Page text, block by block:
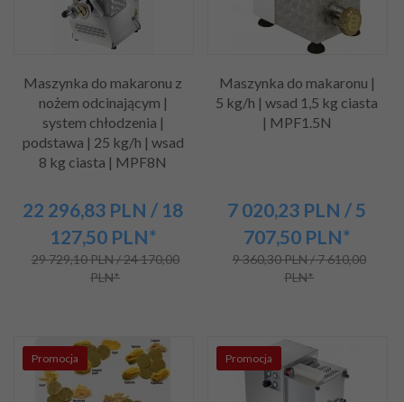
Maszynka do makaronu z
nożem odcinającym |
system chłodzenia |
podstawa | 25 kg/h | wsad
8 kg ciasta | MPF8N
22 296,83 PLN / 18
127,50 PLN*
29 729,10 PLN / 24 170,00
PLN*
Maszynka do makaronu |
5 kg/h | wsad 1,5 kg ciasta
| MPF1.5N
7 020,23 PLN / 5
707,50 PLN*
9 360,30 PLN / 7 610,00
PLN*
Promocja Promocja